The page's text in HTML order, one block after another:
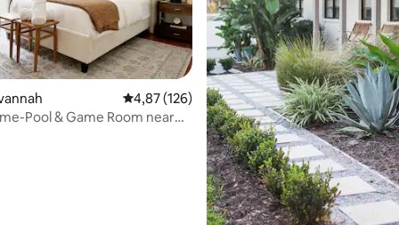
recenzija: 112
Prosječna ocjena: 4,87/5, recenzija: 126
4,87 (126)
Pool & Game Room near